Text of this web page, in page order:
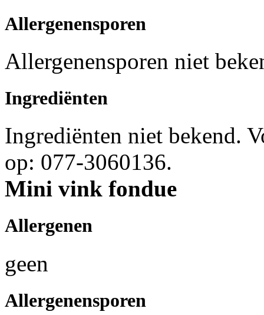
Allergenensporen
Allergenensporen niet
Ingrediënten
Ingrediënten niet bekend.
op: 077-3060136.
Mini vink fondue
Allergenen
geen
Allergenensporen